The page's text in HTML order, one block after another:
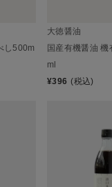
し500m
大徳醤油
国産有機醤油 機
ml
¥396 (税込)